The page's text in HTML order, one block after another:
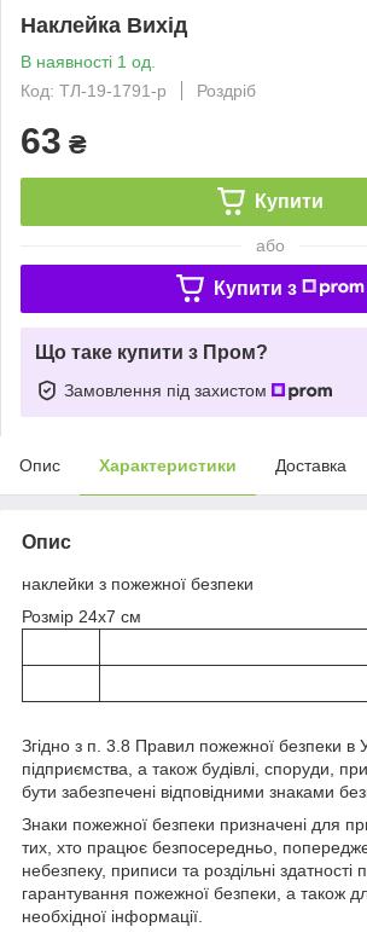
Наклейка Вихід
В наявності 1 од.
Код: ТЛ-19-1791-р
Роздріб
63 ₴
Купити
або
Купити з
Що таке купити з Пром?
Замовлення під захистом
Опис Характеристики Доставка
Опис
наклейки з пожежної безпеки
Розмір 24х7 см
Згідно з п. 3.8 Правил пожежної безпеки в
підприємства, а також будівлі, споруди,
бути забезпечені відповідними знаками
Знаки пожежної безпеки призначені для
тих, хто працює безпосередньо,
небезпеку, приписи та роздільні здатності
гарантування пожежної безпеки, а також
необхідної інформації.